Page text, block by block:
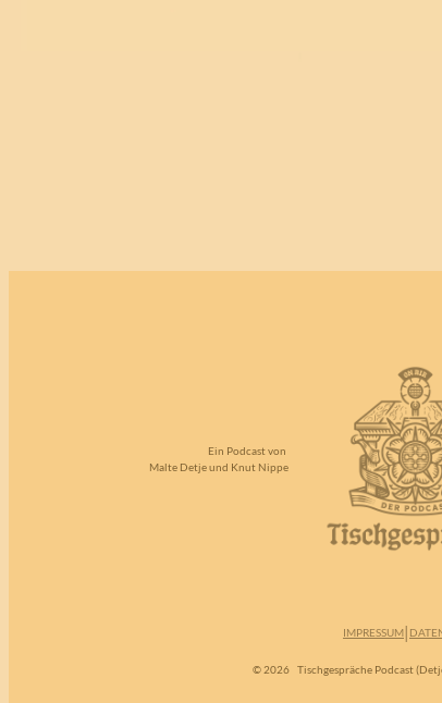
Ein Podcast von
Malte Detje und Knut Nippe
IMPRESSUM|
© 2026 Tischgespräche Podcast